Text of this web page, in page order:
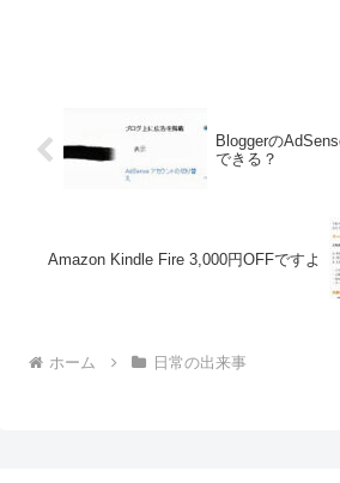
Bloggerの
できる？
Amazon Kindle Fire 3,000円OFFですよ
ホーム 日常の出来事